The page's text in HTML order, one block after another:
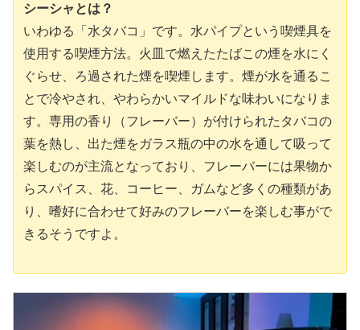
シーシャとは？
いわゆる「水タバコ」です。水パイプという喫煙具を
使用する喫煙方法。火皿で燃えたたばこの煙を水にく
ぐらせ、ろ過された煙を喫煙します。煙が水を通るこ
とで冷やされ、やわらかいマイルドな味わいになりま
す。専用の香り（フレーバー）が付けられたタバコの
葉を熱し、出た煙をガラス瓶の中の水を通して吸って
楽しむのが主流となっており、フレーバーには果物か
らスパイス、花、コーヒー、ガムなど多くの種類があ
り、嗜好に合わせて好みのフレーバーを楽しむ事がで
きるそうですよ。